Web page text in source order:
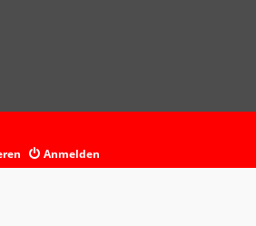
Anmelden